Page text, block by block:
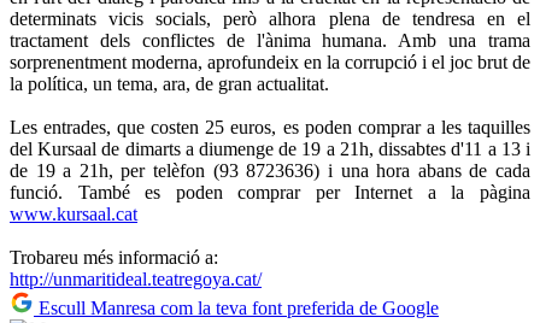
determinats vicis socials, però alhora plena de tendresa en el
tractament dels conflictes de l'ànima humana. Amb una trama
sorprenentment moderna, aprofundeix en la corrupció i el joc brut de
la política, un tema, ara, de gran actualitat.
Les entrades, que costen 25 euros, es poden comprar a les taquilles
del Kursaal de dimarts a diumenge de 19 a 21h, dissabtes d'11 a 13 i
de 19 a 21h, per telèfon (93 8723636) i una hora abans de cada
funció. També es poden comprar per Internet a la pàgina
www.kursaal.cat
Trobareu més informació a:
http://unmaritideal.teatregoya.cat/
Escull Manresa com la teva font preferida de Google